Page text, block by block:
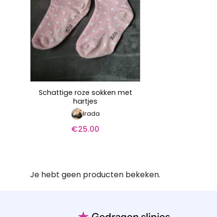
Schattige roze sokken met
hartjes
Irada
€25.00
Je hebt geen producten bekeken.